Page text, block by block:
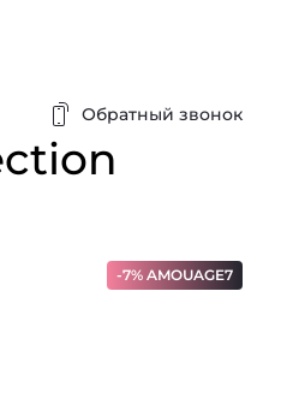
Обратный звонок
-7% AMOUAGE7